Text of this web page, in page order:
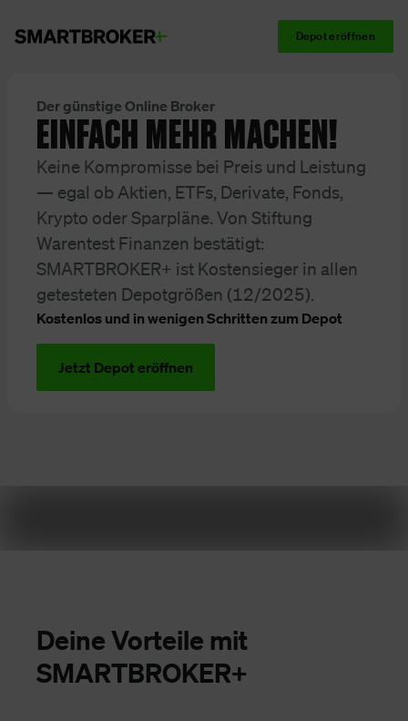
Depot eröffnen
Der günstige Online Broker
EINFACH MEHR MACHEN!
Keine Kompromisse bei Preis und Leistung
— egal ob Aktien, ETFs, Derivate, Fonds,
Krypto oder Sparpläne. Von Stiftung
Warentest Finanzen bestätigt:
SMARTBROKER+ ist Kostensieger in allen
getesteten Depotgrößen (12/2025).
Kostenlos und in wenigen Schritten zum Depot
Jetzt Depot eröffnen
Deine Vorteile mit
SMARTBROKER+